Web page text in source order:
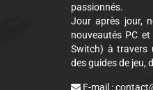
passionnés.
Jour après jour,
nouveautés PC
Switch) à travers
des guides de jeu,
E-mail :